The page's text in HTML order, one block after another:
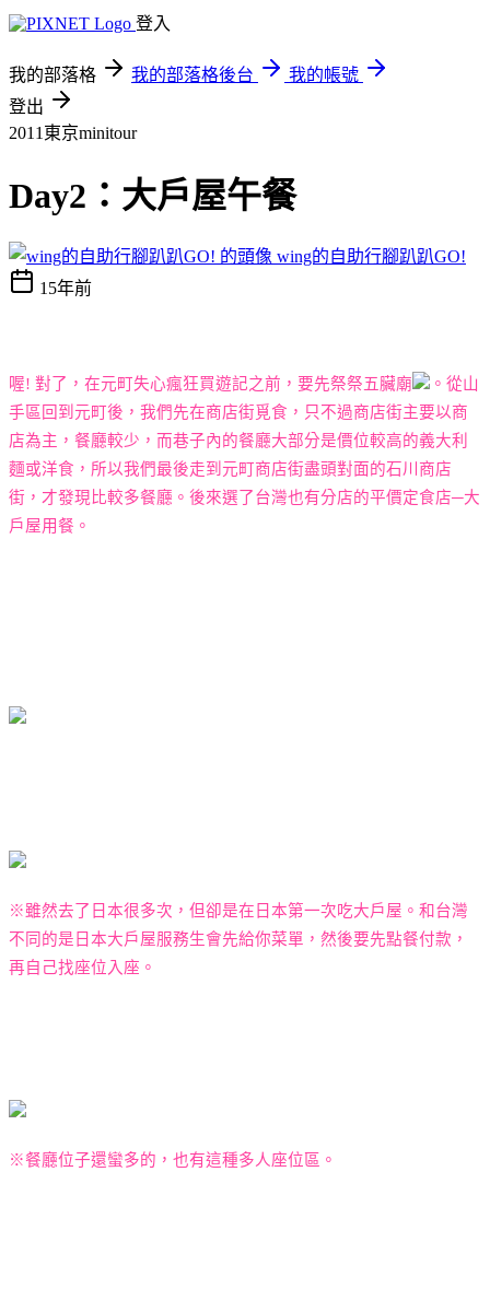
登入
我的部落格 我的部落格後台
我的帳號
登出
2011東京minitour
Day2：大戶屋午餐
wing的自助行腳趴趴GO!
15年前
喔! 對了，在元町失心瘋狂買遊記之前，要先祭祭五臟廟
。從山
手區回到元町後，我們先在商店街覓食，只不過商店街主要以商
店為主，餐廳較少，而巷子內的餐廳大部分是價位較高的義大利
麵或洋食，所以我們最後走到元町商店街盡頭對面的石川商店
街，才發現比較多餐廳。後來選了台灣也有分店的平價定食店─大
戶屋用餐。
※雖然去了日本很多次，但卻是在日本第一次吃大戶屋。和台灣
不同的是日本大戶屋服務生會先給你菜單，然後要先點餐付款，
再自己找座位入座。
※餐廳位子還蠻多的，也有這種多人座位區。